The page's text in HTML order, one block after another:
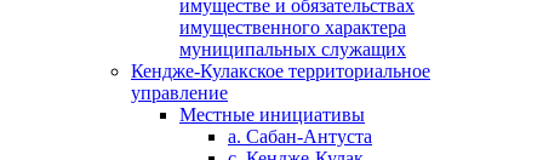
имуществе и обязательствах
имущественного характера
муниципальных служащих
Кендже-Кулакское территориальное
управление
Местные инициативы
а. Сабан-Антуста